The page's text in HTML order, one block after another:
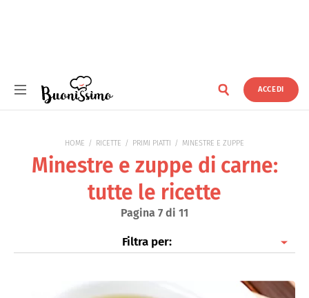
ACCEDI
HOME RICETTE PRIMI PIATTI MINESTRE E ZUPPE
Minestre e zuppe di carne:
tutte le ricette
Pagina 7 di 11
Filtra per: